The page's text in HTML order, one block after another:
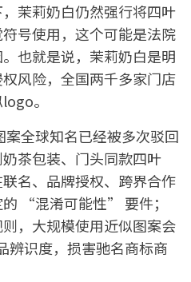
茉莉奶白仍然强行将四叶
号使用，这个可能是法院
也就是说，茉莉奶白是明
风险，全国两千多家门店
。
案全球知名已经被多次驳回
茶包装、门头同款四叶
名、品牌授权、跨界合作
“混淆可能性” 要件；
，大规模使用近似图案会
辨识度，损害驰名商标商